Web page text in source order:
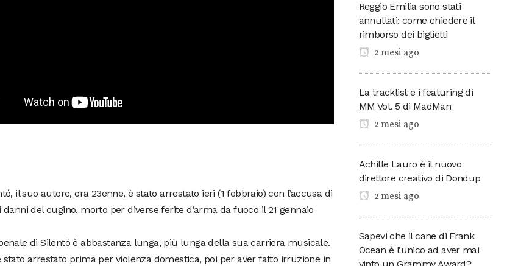
il suo autore, ora 23enne, è stato arrestato ieri (1 febbraio) con l’accusa di
danni del cugino, morto per diverse ferite d’arma da fuoco il 21 gennaio
di Silentó è abbastanza lunga, più lunga della sua carriera musicale.
stato arrestato prima per violenza domestica, poi per aver fatto irruzione in
Reggio Emilia sono stati
annullati: come chiedere il
rimborso dei biglietti
2 mesi ago
La tracklist e i featuring di
MM Vol. 5 di MadMan
2 mesi ago
Achille Lauro è il nuovo
direttore creativo di Dondup
2 mesi ago
Sapevi che il cane di Frank
Ocean è l’unico ad aver mai
vinto un Grammy Award?